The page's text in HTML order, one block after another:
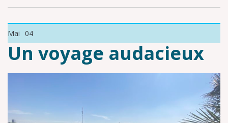
Mai 04
Un voyage audacieux